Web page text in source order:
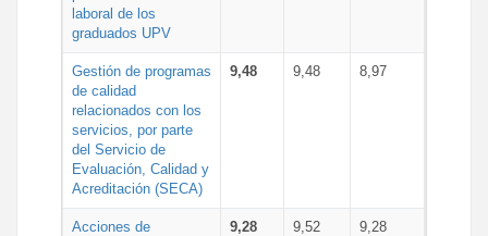
laboral de los
graduados UPV
Gestión de programas
de calidad
relacionados con los
servicios, por parte
del Servicio de
Evaluación, Calidad y
Acreditación (SECA)
9,48 9,48 8,97
Acciones de
9,28 9,52 9,28